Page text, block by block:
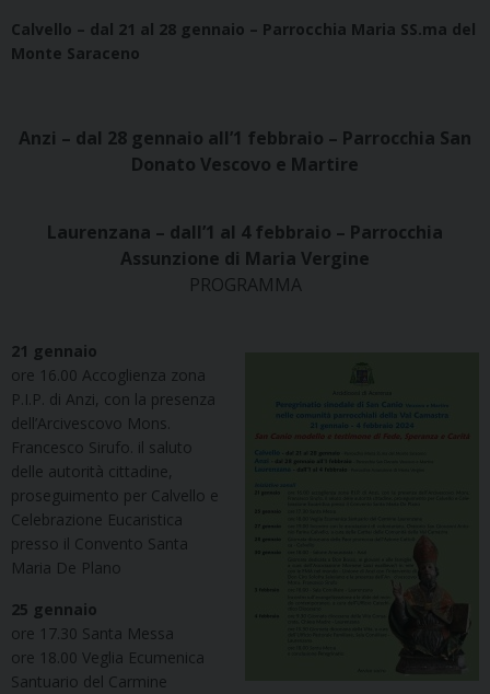
Calvello – dal 21 al 28 gennaio – Parrocchia Maria SS.ma del
Monte Saraceno
Anzi – dal 28 gennaio all’1 febbraio – Parrocchia San
Donato Vescovo e Martire
Laurenzana – dall’1 al 4 febbraio – Parrocchia
Assunzione di Maria Vergine
PROGRAMMA
21 gennaio
ore 16.00 Accoglienza zona
P.I.P. di Anzi, con la presenza
dell’Arcivescovo Mons.
Francesco Sirufo. il saluto
delle autorità cittadine,
proseguimento per Calvello e
Celebrazione Eucaristica
presso il Convento Santa
Maria De Plano
25 gennaio
ore 17.30 Santa Messa
ore 18.00 Veglia Ecumenica
Santuario del Carmine